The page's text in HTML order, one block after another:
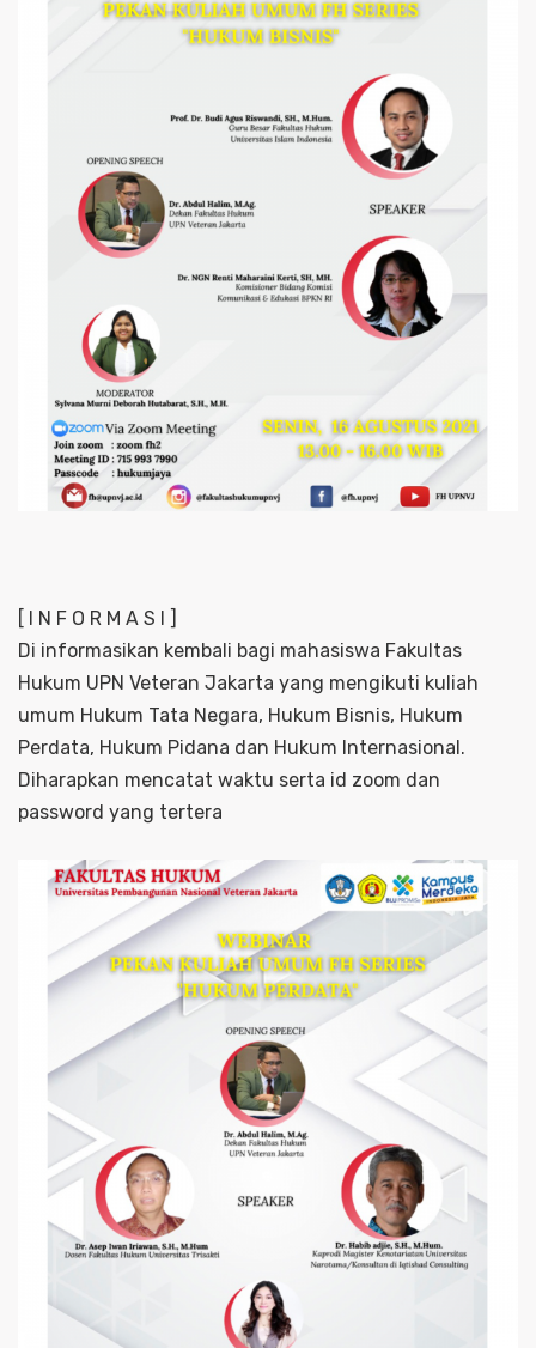
[ I N F O R M A S I ]
Di informasikan kembali bagi mahasiswa Fakultas
Hukum UPN Veteran Jakarta yang mengikuti kuliah
umum Hukum Tata Negara, Hukum Bisnis, Hukum
Perdata, Hukum Pidana dan Hukum Internasional.
Diharapkan mencatat waktu serta id zoom dan
password yang tertera